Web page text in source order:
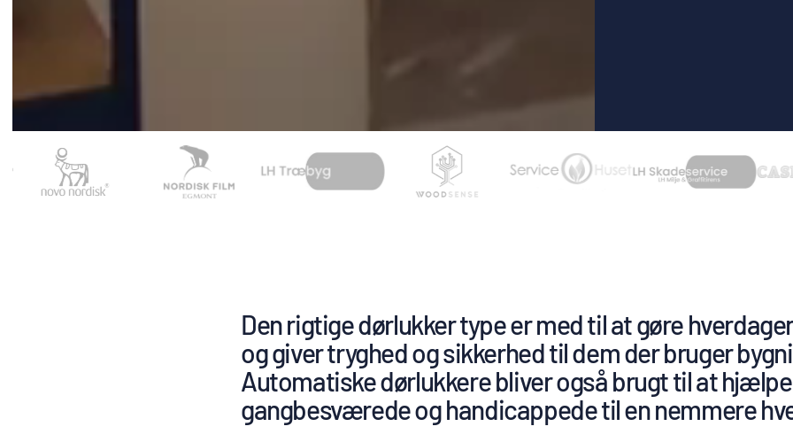
Den rigtige dørlukker type er med til at gøre
og giver tryghed og sikkerhed til dem der bruger
Automatiske dørlukkere bliver også brugt til at hjælpe
gangbesværede og handicappede til en nemmere